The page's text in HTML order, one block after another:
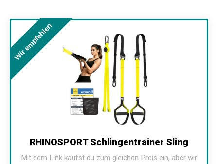
Wir empfehlen
RHINOSPORT Schlingentrainer Sling
Mit dem Link kaufst du zum gleichen Preis ein, aber wir